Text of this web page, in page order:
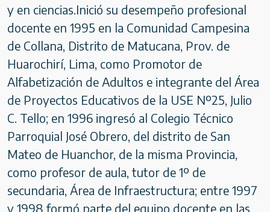
y en ciencias.Inició su desempeño profesional
docente en 1995 en la Comunidad Campesina
de Collana, Distrito de Matucana, Prov. de
Huarochirí, Lima, como Promotor de
Alfabetización de Adultos e integrante del Área
de Proyectos Educativos de la USE Nº25, Julio
C. Tello; en 1996 ingresó al Colegio Técnico
Parroquial José Obrero, del distrito de San
Mateo de Huanchor, de la misma Provincia,
como profesor de aula, tutor de 1º de
secundaria, Área de Infraestructura; entre 1997
y 1998 formó parte del equipo docente en las